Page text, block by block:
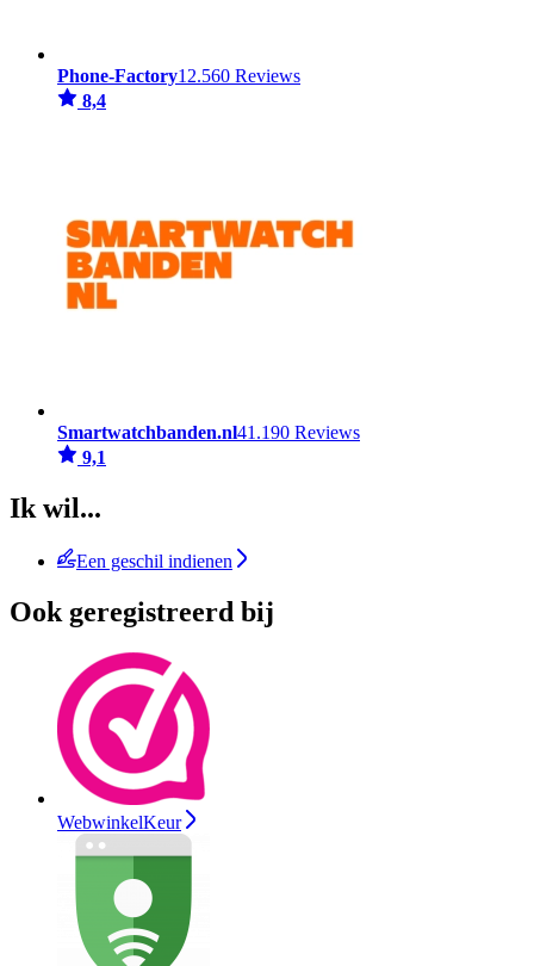
Phone-Factory12.560 Reviews
8,4
Smartwatchbanden.nl41.190 Reviews
9,1
Ik wil...
Een geschil indienen
Ook geregistreerd bij
WebwinkelKeur